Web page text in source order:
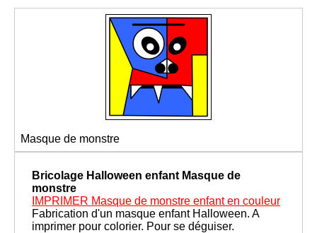
Masque de monstre
Bricolage Halloween enfant Masque de
monstre
IMPRIMER Masque de monstre enfant en couleur
Fabrication d'un masque enfant Halloween. A
imprimer pour colorier. Pour se déguiser.